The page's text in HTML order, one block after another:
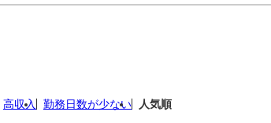
高収入 勤務日数が少ない 人気順